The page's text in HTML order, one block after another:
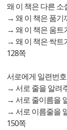
왜 이 책은 다른
→ 왜 이 책은 품기
→ 왜 이 책은 움트
→ 왜 이 책은 싹트
128쪽
서로에게 일련번
→ 서로 줄을 알려
→ 서로 줄이름을
→ 서로 이름줄을
150쪽